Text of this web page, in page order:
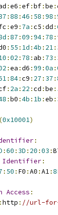
:e6 :ef:bf:be :
:88 :46 : 58 :98 :
:e9 : 7a :c5 :dd :
:87 :09 :94: 78 :
: 55 : 1d :4b : 21:
:02 : 78 : ab : 73 :
:ea :d6 :99 :0a :
:84:c9 : 27 : 37 :
: 2a : 22 :cd :be :
:b0 :4b : 1b :eb :
(0x10001)
:
:60 : 3D : 20 :03 :
Identifier:
: 50 : F0 :A0 :A1:
Access :
:http : //url-for-